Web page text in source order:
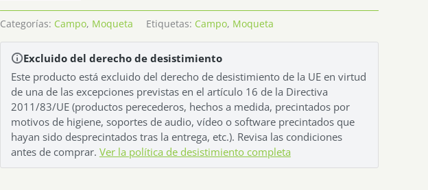
Categorías: Campo, Moqueta Etiquetas: Campo, Moqueta
Excluido del derecho de desistimiento
Este producto está excluido del derecho de desistimiento de la UE en virtud
de una de las excepciones previstas en el artículo 16 de la Directiva
2011/83/UE (productos perecederos, hechos a medida, precintados por
motivos de higiene, soportes de audio, vídeo o software precintados que
hayan sido desprecintados tras la entrega, etc.). Revisa las condiciones
antes de comprar. Ver la política de desistimiento completa